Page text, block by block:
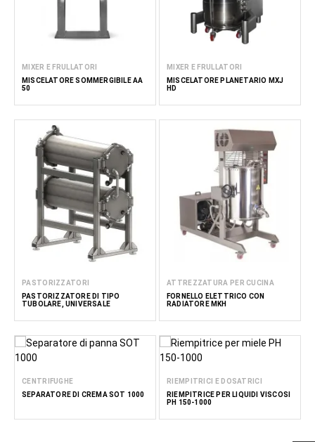
MIXER E FRULLATORI
MISCELATORE SOMMERGIBILE AA
50
MIXER E FRULLATORI
MISCELATORE PLANETARIO MXJ
HD
PASTORIZZATORI
PASTORIZZATORE DI TIPO
TUBOLARE, UNIVERSALE
ATTREZZATURA PER CUCINA
FORNELLO ELETTRICO CON
RADIATORE MKH
CENTRIFUGHE
SEPARATORE DI CREMA SOT 1000
RIEMPITRICI E DOSATRICI
RIEMPITRICE PER LIQUIDI VISCOSI
PH 150-1000